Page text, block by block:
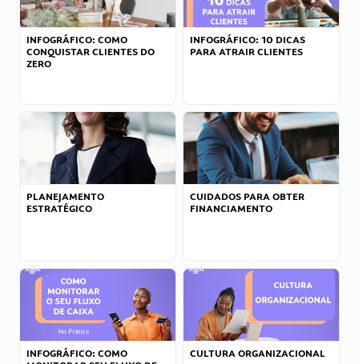
INFOGRÁFICO: COMO
CONQUISTAR CLIENTES DO
ZERO
INFOGRÁFICO: 10 DICAS
PARA ATRAIR CLIENTES
PLANEJAMENTO
ESTRATÉGICO
CUIDADOS PARA OBTER
FINANCIAMENTO
INFOGRÁFICO: COMO
CULTURA ORGANIZACIONAL